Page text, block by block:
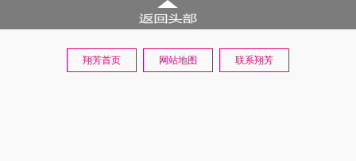
翔芳首页 网站地图 联系翔芳